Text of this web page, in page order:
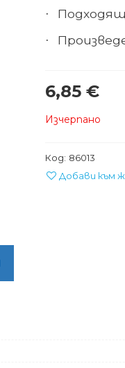
·
·
6,85 €
Изчерпано
Код: 86013
Добави към